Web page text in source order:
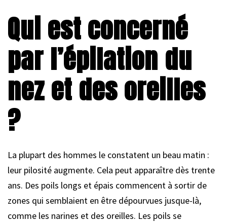
Qui est concerné
par l’épilation du
nez et des oreilles
?
La plupart des hommes le constatent un beau matin :
leur pilosité augmente. Cela peut apparaître dès trente
ans. Des poils longs et épais commencent à sortir de
zones qui semblaient en être dépourvues jusque-là,
comme les narines et des oreilles. Les poils se